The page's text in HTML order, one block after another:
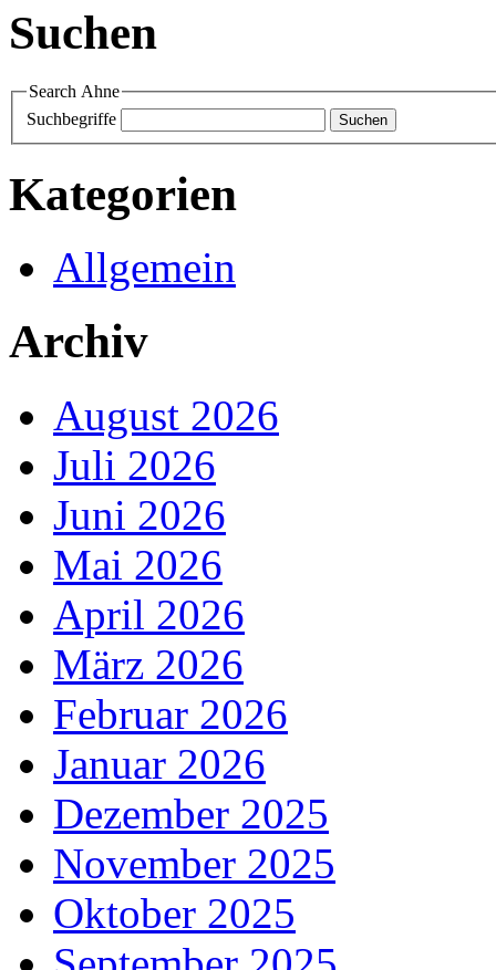
Suchen
Search Ahne
Suchbegriffe
Kategorien
Allgemein
Archiv
August 2026
Juli 2026
Juni 2026
Mai 2026
April 2026
März 2026
Februar 2026
Januar 2026
Dezember 2025
November 2025
Oktober 2025